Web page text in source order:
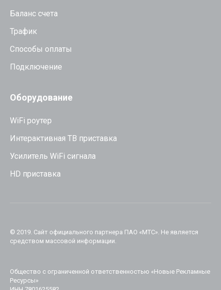
Баланс счета
Трафик
Способы оплаты
Подключение
Оборудование
WiFi роутер
Интерактивная ТВ приставка
Усилитель WiFi сигнала
HD приставка
© 2019. Cайт официального партнера ПАО «МТС». Не является
средством массовой информации.
Общество с ограниченной ответственностью «Новые Рекламные
Ресурсы»